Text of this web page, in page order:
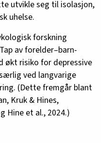
utvikle seg til isolasjon,
uhelse.
forskning
av forelder–barn-
økt risiko for depressive
ved langvarige
(Dette fremgår blant
Kruk & Hines,
Hine et al., 2024.)